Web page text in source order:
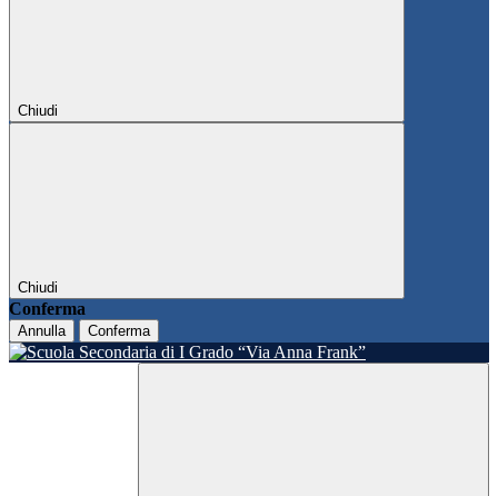
Chiudi
Chiudi
Conferma
Annulla Conferma